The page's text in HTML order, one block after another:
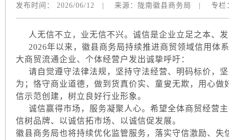
发布时间： 2026/06/12 来源： 陇南徽县商务局 专栏
人无信不立，业无信不兴。诚信是企业立足之本、
2026年以来，徽县商务局持续推进商贸领域信用体
大商贸流通企业、个体经营户发出诚挚呼吁：
请自觉遵守法律法规，坚持守法经营、明码标价，
为；恪守商业道德，做到货真价实、童叟无欺，用心
信示范创建，树立良好行业形象。
诚信赢得市场，服务凝聚人心。希望全体商贸经营
信树品牌、以诚信拓市场、以诚信促发展。
徽县商务局也将持续优化监管服务，落实守信激励、